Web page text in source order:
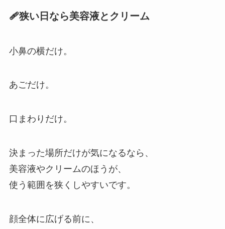
🩹狭い日なら美容液とクリーム
小鼻の横だけ。
あごだけ。
口まわりだけ。
決まった場所だけが気になるなら、
美容液やクリームのほうが、
使う範囲を狭くしやすいです。
顔全体に広げる前に、